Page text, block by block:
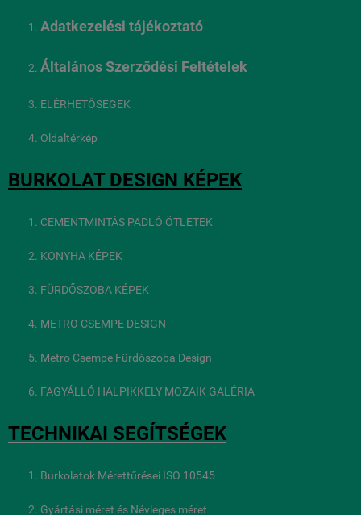
Adatkezelési tájékoztató
Általános Szerződési Feltételek
ELÉRHETŐSÉGEK
Oldaltérkép
BURKOLAT DESIGN KÉPEK
CEMENTMINTÁS PADLÓ ÖTLETEK
KONYHA KÉPEK
FÜRDŐSZOBA KÉPEK
METRO CSEMPE DESIGN
Metro Csempe Fürdőszoba Design
FAGYÁLLÓ HALPIKKELY MOZAIK GALÉRIA
TECHNIKAI SEGÍTSÉGEK
Burkolatok Mérettűrései ISO 10545
Gyártási méret és Névleges méret